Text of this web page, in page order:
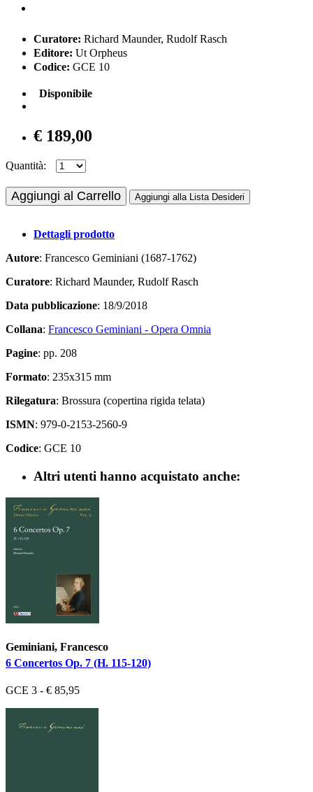
Curatore: Richard Maunder, Rudolf Rasch
Editore: Ut Orpheus
Codice: GCE 10
Disponibile
€ 189,00
Quantità:
Aggiungi al Carrello Aggiungi alla Lista Desideri
Dettagli prodotto
Autore: Francesco Geminiani (1687-1762)
Curatore: Richard Maunder, Rudolf Rasch
Data pubblicazione: 18/9/2018
Collana: Francesco Geminiani - Opera Omnia
Pagine: pp. 208
Formato: 235x315 mm
Rilegatura: Brossura (copertina rigida telata)
ISMN: 979-0-2153-2560-9
Codice: GCE 10
Altri utenti hanno acquistato anche:
Geminiani, Francesco
6 Concertos Op. 7 (H. 115-120)
GCE 3 - € 85,95